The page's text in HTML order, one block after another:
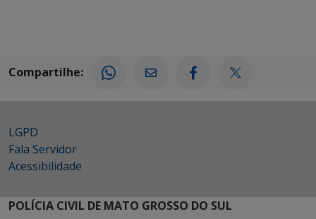
Compartilhe:
LGPD
Fala Servidor
Acessibilidade
POLÍCIA CIVIL DE MATO GROSSO DO SUL